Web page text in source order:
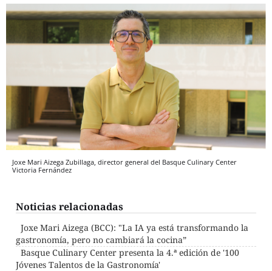
Joxe Mari Aizega Zubillaga, director general del Basque Culinary Center
Victoria Fernández
Noticias relacionadas
Joxe Mari Aizega (BCC): "La IA ya está transformando la
gastronomía, pero no cambiará la cocina”
Basque Culinary Center presenta la 4.ª edición de '100
Jóvenes Talentos de la Gastronomía'